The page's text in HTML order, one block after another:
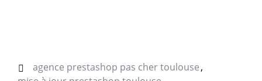
agence prestashop pas cher toulouse